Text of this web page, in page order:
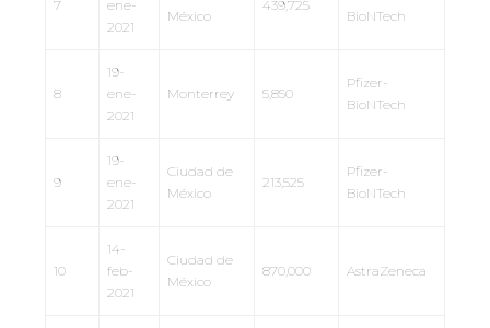
7
ene-
2021
México
439,725
BioNTech
8
19-
ene-
2021
Monterrey 5,850
Pfizer-
BioNTech
9
19-
ene-
2021
Ciudad de
México
213,525
Pfizer-
BioNTech
10
14-
feb-
2021
Ciudad de
México
870,000 AstraZeneca